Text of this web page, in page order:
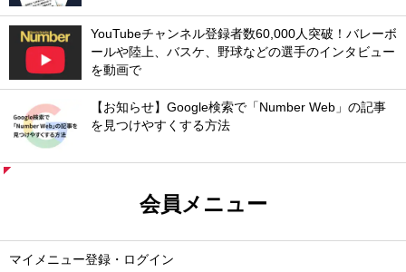
YouTubeチャンネル登録者数60,000人突破！バレーボ
ールや陸上、バスケ、野球などの選手のインタビュー
を動画で
【お知らせ】Google検索で「Number Web」の記事
を見つけやすくする方法
会員メニュー
マイメニュー登録・ログイン